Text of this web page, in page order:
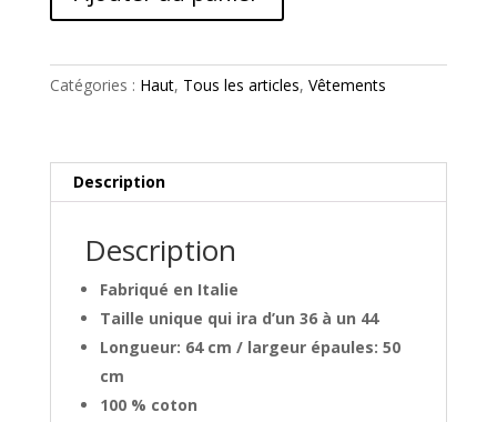
Tee-
🍓
Catégories : Haut, Tous les articles, Vêtements
Description
Description
Fabriqué en Italie
Taille unique qui ira d’un 36 à un 44
Longueur: 64 cm / largeur épaules: 50
cm
100 % coton